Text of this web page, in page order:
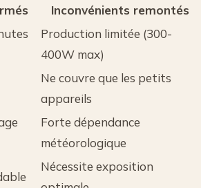
Inconvénients remontés
Production limitée (300-
400W max)
Ne couvre que les petits
appareils
Forte dépendance
météorologique
Nécessite exposition